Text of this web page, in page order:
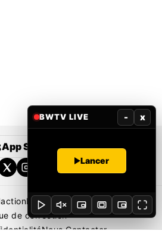
App Store Google Play
Rédaction
Mentions légales
de correction
Nous Contacter
BWTV LIVE - x
Lancer